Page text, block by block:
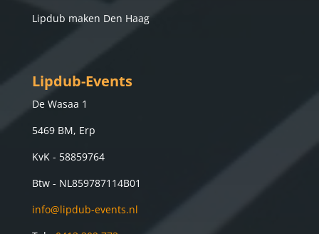
Lipdub maken Den Haag
Lipdub-Events
De Wasaa 1
5469 BM, Erp
KvK - 58859764
Btw - NL859787114B01
info@lipdub-events.nl